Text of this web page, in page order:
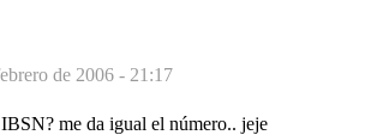
de 2006 - 21:17
me da igual el número.. jeje